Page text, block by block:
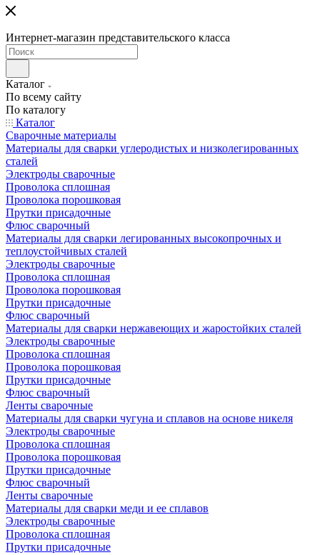
Интернет-магазин представительского класса
Каталог
По всему сайту
По каталогу
Каталог
Сварочные материалы
Материалы для сварки углеродистых и низколегированных
сталей
Электроды сварочные
Проволока сплошная
Проволока порошковая
Прутки присадочные
Флюс сварочный
Материалы для сварки легированных высокопрочных и
теплоустойчивых сталей
Электроды сварочные
Проволока сплошная
Проволока порошковая
Прутки присадочные
Флюс сварочный
Материалы для сварки нержавеющих и жаростойких сталей
Электроды сварочные
Проволока сплошная
Проволока порошковая
Прутки присадочные
Флюс сварочный
Ленты сварочные
Материалы для сварки чугуна и сплавов на основе никеля
Электроды сварочные
Проволока сплошная
Проволока порошковая
Прутки присадочные
Флюс сварочный
Ленты сварочные
Материалы для сварки меди и ее сплавов
Электроды сварочные
Проволока сплошная
Прутки присадочные